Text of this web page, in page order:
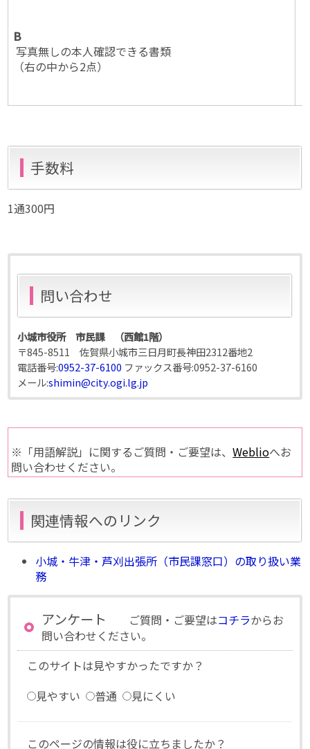
B
写真無しの本人確認できる書類
（右の中から2点）
手数料
1通300円
問い合わせ
小城市役所 市民課 （西館1階）
〒845-8511 佐賀県小城市三日月町長神田2312番地2
電話番号:0952-37-6100 ファックス番号:0952-37-6160
メール:shimin@city.ogi.lg.jp
※「用語解説」に関するご質問・ご要望は、Weblioへお
問い合わせください。
関連情報へのリンク
小城・牛津・芦刈出張所（市民課窓口）の取り扱い業
務
アンケート ご質問・ご要望はコチラからお
問い合わせください。
このサイトは見やすかったですか？
見やすい
普通 見にくい
このページの情報は役に立ちましたか？